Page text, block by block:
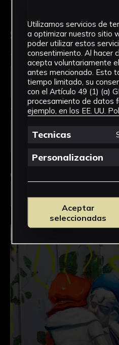
Solicitud de Servicio
Tipo de solicitud *
Tipo de uso *
Obra en la que está
2532-PINT/Polvo y Oro
Utilizamos servicios de
a optimizar nuestro sitio
poder utilizar estos
consentimiento. Al hacer
acepta voluntariamente
antes mencionado. Esto
tiempo limitado, su
con el Artículo 49 (1) (a)
procesamiento de datos
ejemplo, en los EE. UU.
Tecnicas
Personalizacion
Aceptar
seleccionadas